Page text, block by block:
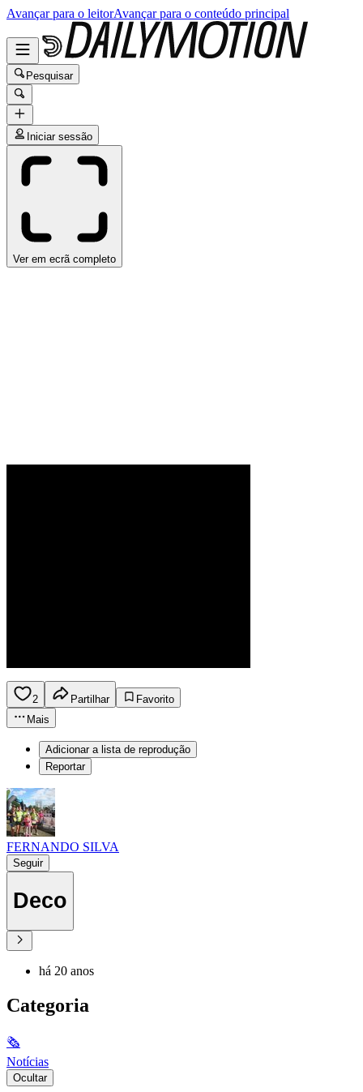
Avançar para o leitorAvançar para o conteúdo principal
Pesquisar
Iniciar sessão
Ver em ecrã completo
2 Partilhar
Favorito
Mais
Adicionar a lista de reprodução
Reportar
FERNANDO SILVA
Seguir
Deco
há 20 anos
Categoria
🗞
Notícias
Ocultar